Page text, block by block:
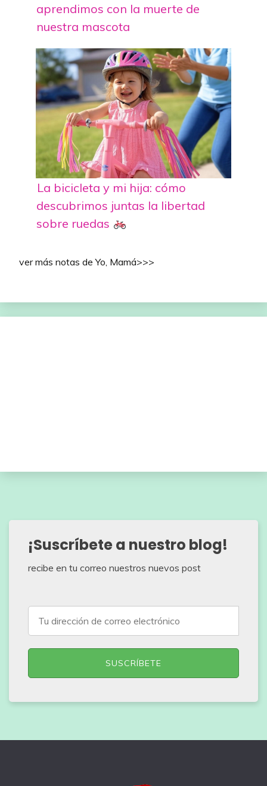
aprendimos con la muerte de
nuestra mascota
La bicicleta y mi hija: cómo
descubrimos juntas la libertad
sobre ruedas
ver más notas de Yo, Mamá>>>
¡Suscríbete a nuestro blog!
recibe en tu correo nuestros nuevos post